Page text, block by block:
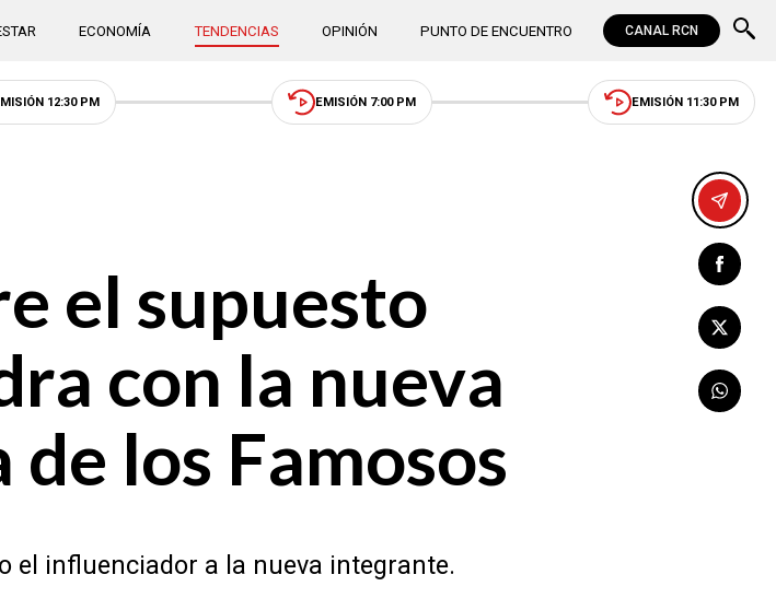
ECONOMÍA TENDENCIAS OPINIÓN PUNTO DE ENCUENTRO CANAL RCN
12:30 PM EMISIÓN 7:00 PM EMISIÓN 11:30 PM
el supuesto
con la nueva
los Famosos
el influenciador a la nueva integrante.